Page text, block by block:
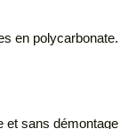
en
sans